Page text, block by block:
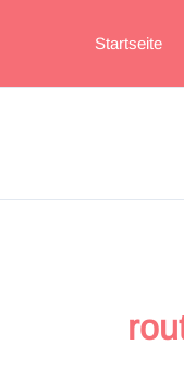
Startseite